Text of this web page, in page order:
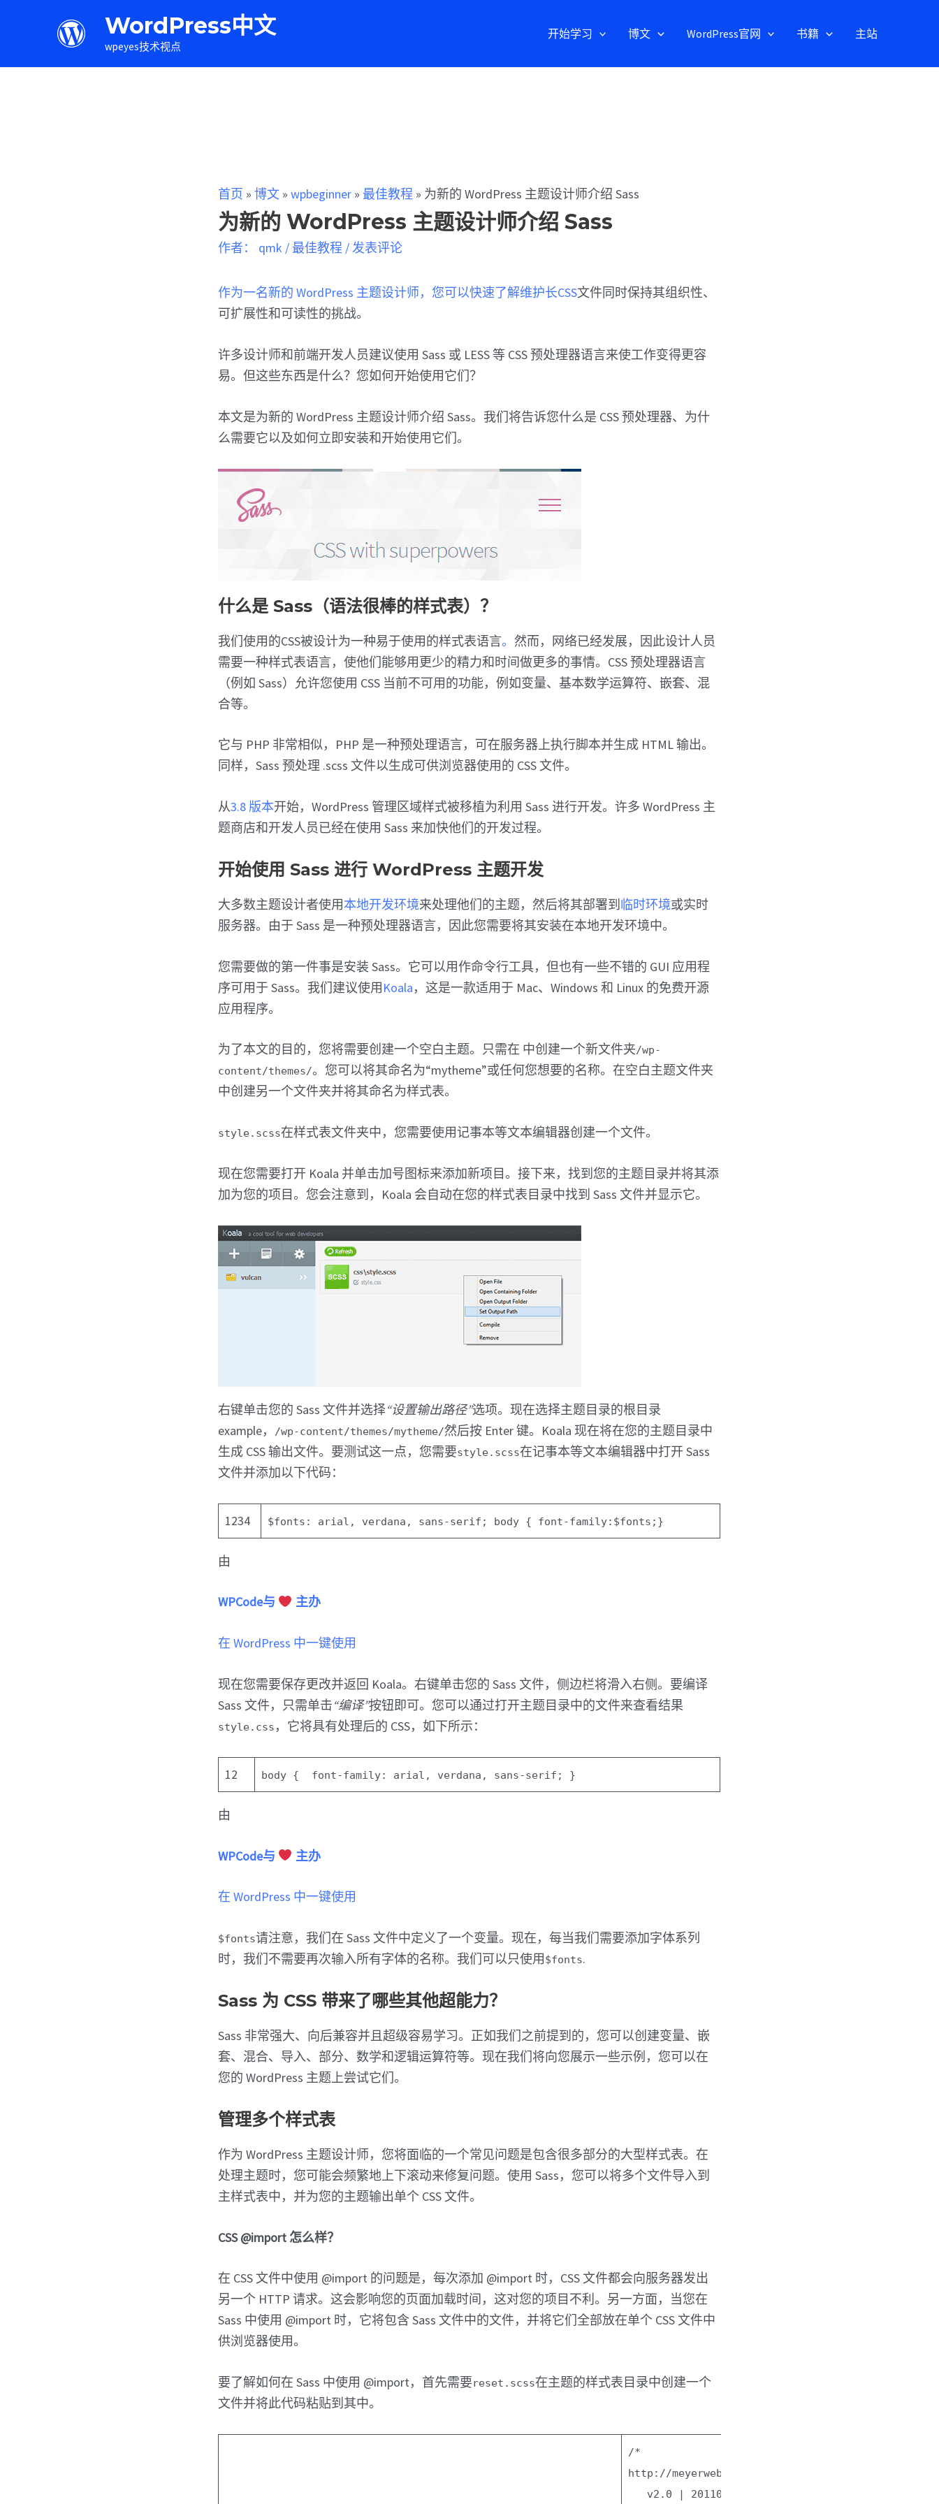
WordPress中文
wpeyes技术视点
开始学习 博文 WordPress官网 书籍 主站
首页 »博文 »wpbeginner » 最佳教程 » 为新的 WordPress 主题设计师介绍 Sass
为新的 WordPress 主题设计师介绍 Sass
作者： qmk / 最佳教程 /发表评论
作为一名新的 WordPress 主题设计师，您可以快速了解维护长CSS文件同时保持其组织性、
可扩展性和可读性的挑战。
许多设计师和前端开发人员建议使用 Sass 或 LESS 等 CSS 预处理器语言来使工作变得更容
易。但这些东西是什么？您如何开始使用它们？
本文是为新的 WordPress 主题设计师介绍 Sass。我们将告诉您什么是 CSS 预处理器、为什
么需要它以及如何立即安装和开始使用它们。
什么是 Sass（语法很棒的样式表）？
我们使用的CSS被设计为一种易于使用的样式表语言。然而，网络已经发展，因此设计人员
需要一种样式表语言，使他们能够用更少的精力和时间做更多的事情。CSS 预处理器语言
（例如 Sass）允许您使用 CSS 当前不可用的功能，例如变量、基本数学运算符、嵌套、混
合等。
它与 PHP 非常相似，PHP 是一种预处理语言，可在服务器上执行脚本并生成 HTML 输出。
同样，Sass 预处理 .scss 文件以生成可供浏览器使用的 CSS 文件。
从3.8 版本开始，WordPress 管理区域样式被移植为利用 Sass 进行开发。许多 WordPress 主
题商店和开发人员已经在使用 Sass 来加快他们的开发过程。
开始使用 Sass 进行 WordPress 主题开发
大多数主题设计者使用本地开发环境来处理他们的主题，然后将其部署到 临时环境或实时
服务器。由于 Sass 是一种预处理器语言，因此您需要将其安装在本地开发环境中。
您需要做的第一件事是安装 Sass。它可以用作命令行工具，但也有一些不错的 GUI 应用程
序可用于 Sass。我们建议使用Koala，这是一款适用于 Mac、Windows 和 Linux 的免费开源
应用程序。
为了本文的目的，您将需要创建一个空白主题。只需在 中创建一个新文件夹/wp-
content/themes/。您可以将其命名为“mytheme”或任何您想要的名称。在空白主题文件夹
中创建另一个文件夹并将其命名为样式表。
style.scss在样式表文件夹中，您需要使用记事本等文本编辑器创建一个文件。
现在您需要打开 Koala 并单击加号图标来添加新项目。接下来，找到您的主题目录并将其添
加为您的项目。您会注意到，Koala 会自动在您的样式表目录中找到 Sass 文件并显示它。
右键单击您的 Sass 文件并选择“设置输出路径”选项。现在选择主题目录的根目录
example，
/wp-content/themes/mytheme/然后按 Enter 键。Koala 现在将在您的主题目录中
生成 CSS 输出文件。要测试这一点，您需要style.scss在记事本等文本编辑器中打开 Sass
文件并添加以下代码：
1234 $fonts: arial , verdana , sans-serif ; body { font-family:$fonts; }
由
WPCode与 主办
在 WordPress 中一键使用
现在您需要保存更改并返回 Koala。右键单击您的 Sass 文件，侧边栏将滑入右侧。要编译
Sass 文件，只需单击“编译”按钮即可。您可以通过打开主题目录中的文件来查看结果
style.css ，它将具有处理后的 CSS，如下所示：
12 body { font-family: arial , verdana , sans-serif ; }
由
WPCode与 主办
在 WordPress 中一键使用
$fonts请注意，我们在 Sass 文件中定义了一个变量。现在，每当我们需要添加字体系列
时，我们不需要再次输入所有字体的名称。我们可以只使用$fonts.
Sass 为 CSS 带来了哪些其他超能力？
Sass 非常强大、向后兼容并且超级容易学习。正如我们之前提到的，您可以创建变量、嵌
套、混合、导入、部分、数学和逻辑运算符等。现在我们将向您展示一些示例，您可以在
您的 WordPress 主题上尝试它们。
管理多个样式表
作为 WordPress 主题设计师，您将面临的一个常见问题是包含很多部分的大型样式表。在
处理主题时，您可能会频繁地上下滚动来修复问题。使用 Sass，您可以将多个文件导入到
主样式表中，并为您的主题输出单个 CSS 文件。
CSS @import 怎么样？
在 CSS 文件中使用 @import 的问题是，每次添加 @import 时，CSS 文件都会向服务器发出
另一个 HTTP 请求。这会影响您的页面加载时间，这对您的项目不利。另一方面，当您在
Sass 中使用 @import 时，它将包含 Sass 文件中的文件，并将它们全部放在单个 CSS 文件中
供浏览器使用。
要了解如何在 Sass 中使用 @import，首先需要reset.scss在主题的样式表目录中创建一个
文件并将此代码粘贴到其中。
/*
http://meyerweb.com/eric/tools/css/reset/
v2.0 | 20110126